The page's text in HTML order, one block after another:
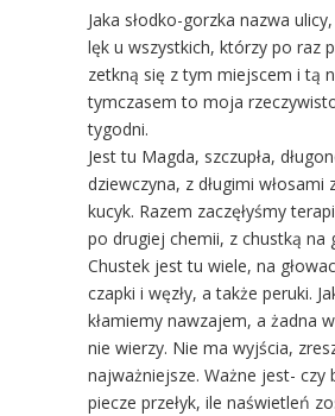
Jaka słodko-gorzka nazwa
lęk u wszystkich, którzy po raz
zetkną się z tym miejscem i tą
tymczasem to moja
tygodni.
Jest tu Magda, szczupła,
dziewczyna, z długimi włosami
kucyk. Razem zaczęłyśmy
po drugiej chemii, z chustką na
Chustek jest tu wiele, na
czapki i węzły, a także peruki.
kłamiemy nawzajem, a żadna
nie wierzy. Nie ma wyjścia,
najważniejsze. Ważne jest- czy
piecze przełyk, ile naświetleń